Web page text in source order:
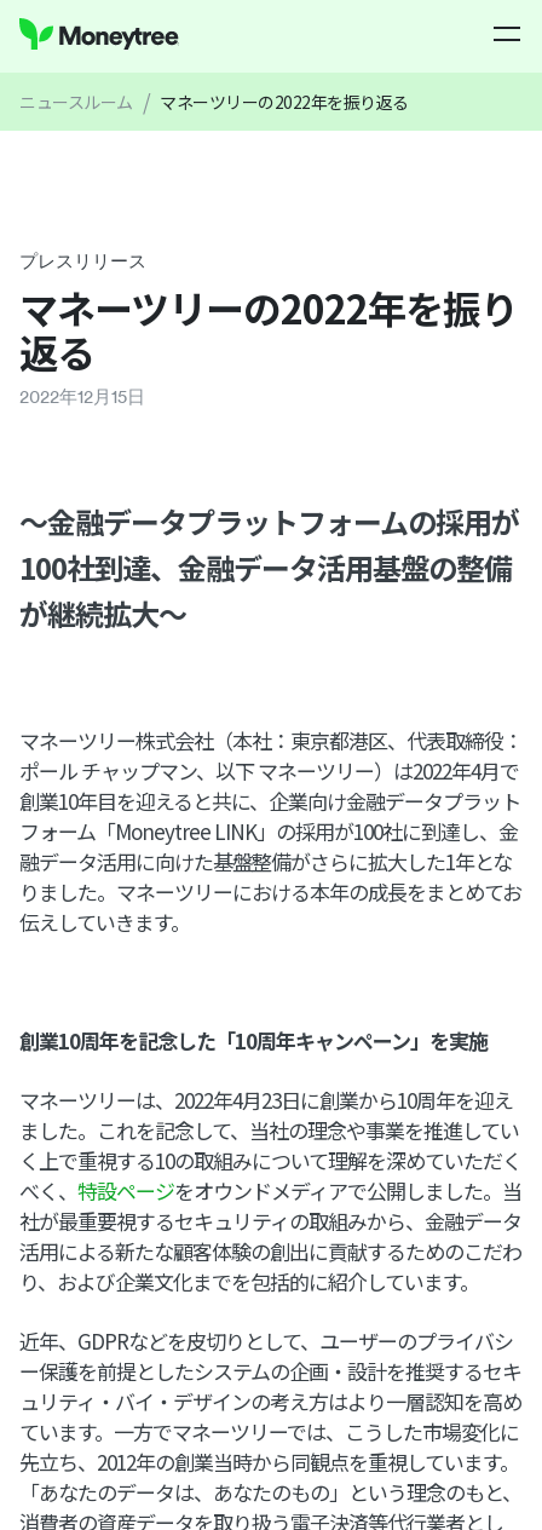
ニュースルーム / マネーツリーの2022年を振り返る
プレスリリース
マネーツリーの2022年を振り
返る
2022年12月15日
〜金融データプラットフォームの採用が
100社到達、金融データ活用基盤の整備
が継続拡大〜
マネーツリー株式会社（本社：東京都港区、代表取締役：
ポール チャップマン、以下 マネーツリー）は2022年4月で
創業10年目を迎えると共に、企業向け金融データプラット
フォーム「Moneytree LINK」の採用が100社に到達し、金
融データ活用に向けた基盤整備がさらに拡大した1年とな
りました。マネーツリーにおける本年の成長をまとめてお
伝えしていきます。
創業10周年を記念した「10周年キャンペーン」を実施
マネーツリーは、2022年4月23日に創業から10周年を迎え
ました。これを記念して、当社の理念や事業を推進してい
く上で重視する10の取組みについて理解を深めていただく
べく、 特設ページをオウンドメディアで公開しました。当
社が最重要視するセキュリティの取組みから、金融データ
活用による新たな顧客体験の創出に貢献するためのこだわ
り、および企業文化までを包括的に紹介しています。
近年、GDPRなどを皮切りとして、ユーザーのプライバシ
ー保護を前提としたシステムの企画・設計を推奨するセキ
ュリティ・バイ・デザインの考え方はより一層認知を高め
ています。一方でマネーツリーでは、こうした市場変化に
先立ち、2012年の創業当時から同観点を重視しています。
「あなたのデータは、あなたのもの」という理念のもと、
消費者の資産データを取り扱う電子決済等代行業者とし